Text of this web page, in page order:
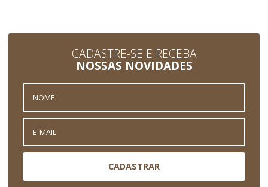
CADASTRE-SE E RECEBA
NOSSAS NOVIDADES
CADASTRAR